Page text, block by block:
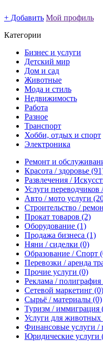
+ Добавить Мой профиль
Категории
Бизнес и услуги
Детский мир
Дом и сад
Животные
Мода и стиль
Недвижимость
Работа
Разное
Транспорт
Хобби, отдых и спорт
Электроника
Ремонт и
Красота / здоровье
Развлечения /
Услуги переводчиков
Авто / мото услуги
Строительство /
Прокат товаров (2)
Оборудование (1)
Продажа бизнеса (1)
Няни / сиделки (0)
Образование / Спорт
Перевозки / аренда
Прочие услуги (0)
Реклама /
Сетевой маркетинг (0)
Сырьё / материалы (0)
Туризм / иммиграция
Услуги для животных
Финансовые услуги /
Юридические услуги